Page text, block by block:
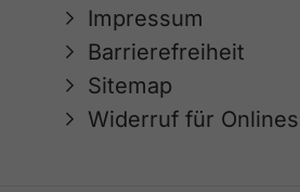
Impressum
Barrierefreiheit
Sitemap
Widerruf für